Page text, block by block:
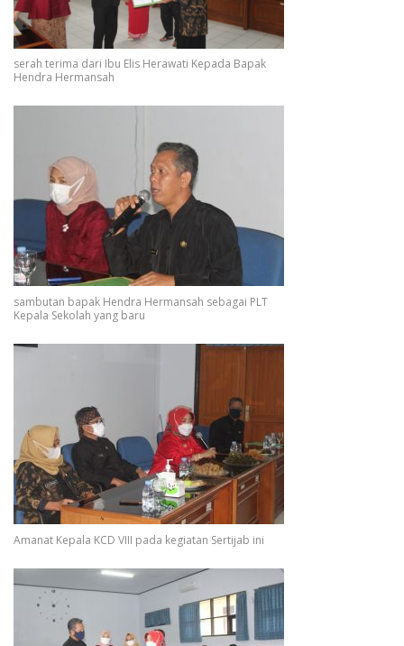
serah terima dari Ibu Elis Herawati Kepada Bapak
Hendra Hermansah
sambutan bapak Hendra Hermansah sebagai PLT
Kepala Sekolah yang baru
Amanat Kepala KCD VIII pada kegiatan Sertijab ini